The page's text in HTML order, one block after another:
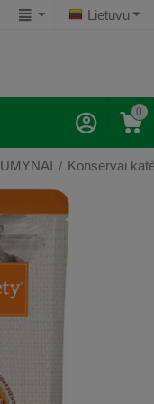
Lietuvu
0
/ Konservai